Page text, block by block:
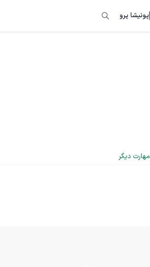
پونیشا پرو
مهارت دیگر